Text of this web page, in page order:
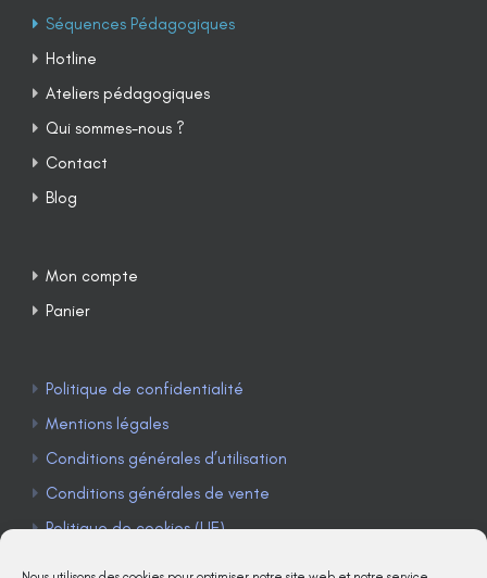
Séquences Pédagogiques
Hotline
Ateliers pédagogiques
Qui sommes-nous ?
Contact
Blog
Mon compte
Panier
Politique de confidentialité
Mentions légales
Conditions générales d’utilisation
Conditions générales de vente
Politique de cookies (UE)